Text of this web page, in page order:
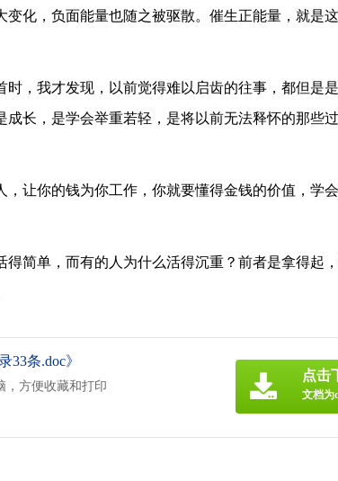
化，负面能量也随之被驱散。催生正能量，就是这
时，我才发现，以前觉得难以启齿的往事，都但是
长，是学会举重若轻，是将以前无法释怀的那些
，让你的钱为你工作，你就要懂得金钱的价值，学
简单，而有的人为什么活得沉重？前者是拿得起，
33条.doc》
，方便收藏和打印
点击
文档为